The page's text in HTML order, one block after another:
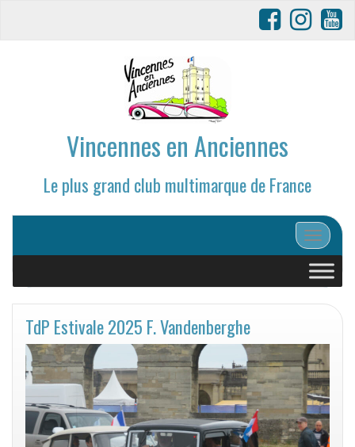
Vincennes en Anciennes
Le plus grand club multimarque de France
Afficher/
TdP Estivale 2025 F. Vandenberghe